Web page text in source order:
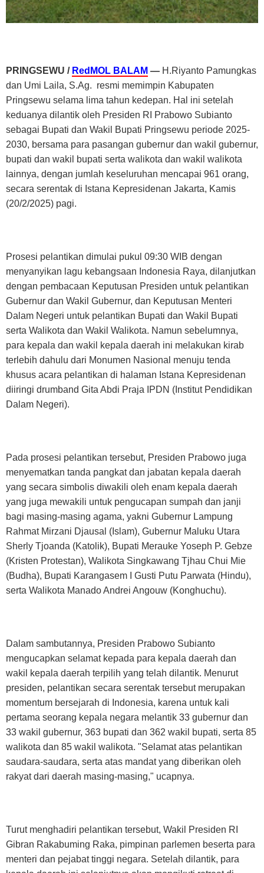
PRINGSEWU / RedMOL BALAM — H.Riyanto Pamungkas
dan Umi Laila, S.Ag. resmi memimpin Kabupaten
Pringsewu selama lima tahun kedepan. Hal ini setelah
keduanya dilantik oleh Presiden RI Prabowo Subianto
sebagai Bupati dan Wakil Bupati Pringsewu periode 2025-
2030, bersama para pasangan gubernur dan wakil gubernur,
bupati dan wakil bupati serta walikota dan wakil walikota
lainnya, dengan jumlah keseluruhan mencapai 961 orang,
secara serentak di Istana Kepresidenan Jakarta, Kamis
(20/2/2025) pagi.
Prosesi pelantikan dimulai pukul 09:30 WIB dengan
menyanyikan lagu kebangsaan Indonesia Raya, dilanjutkan
dengan pembacaan Keputusan Presiden untuk pelantikan
Gubernur dan Wakil Gubernur, dan Keputusan Menteri
Dalam Negeri untuk pelantikan Bupati dan Wakil Bupati
serta Walikota dan Wakil Walikota. Namun sebelumnya,
para kepala dan wakil kepala daerah ini melakukan kirab
terlebih dahulu dari Monumen Nasional menuju tenda
khusus acara pelantikan di halaman Istana Kepresidenan
diiringi drumband Gita Abdi Praja IPDN (Institut Pendidikan
Dalam Negeri).
Pada prosesi pelantikan tersebut, Presiden Prabowo juga
menyematkan tanda pangkat dan jabatan kepala daerah
yang secara simbolis diwakili oleh enam kepala daerah
yang juga mewakili untuk pengucapan sumpah dan janji
bagi masing-masing agama, yakni Gubernur Lampung
Rahmat Mirzani Djausal (Islam), Gubernur Maluku Utara
Sherly Tjoanda (Katolik), Bupati Merauke Yoseph P. Gebze
(Kristen Protestan), Walikota Singkawang Tjhau Chui Mie
(Budha), Bupati Karangasem I Gusti Putu Parwata (Hindu),
serta Walikota Manado Andrei Angouw (Konghuchu).
Dalam sambutannya, Presiden Prabowo Subianto
mengucapkan selamat kepada para kepala daerah dan
wakil kepala daerah terpilih yang telah dilantik. Menurut
presiden, pelantikan secara serentak tersebut merupakan
momentum bersejarah di Indonesia, karena untuk kali
pertama seorang kepala negara melantik 33 gubernur dan
33 wakil gubernur, 363 bupati dan 362 wakil bupati, serta 85
walikota dan 85 wakil walikota. "Selamat atas pelantikan
saudara-saudara, serta atas mandat yang diberikan oleh
rakyat dari daerah masing-masing," ucapnya.
Turut menghadiri pelantikan tersebut, Wakil Presiden RI
Gibran Rakabuming Raka, pimpinan parlemen beserta para
menteri dan pejabat tinggi negara. Setelah dilantik, para